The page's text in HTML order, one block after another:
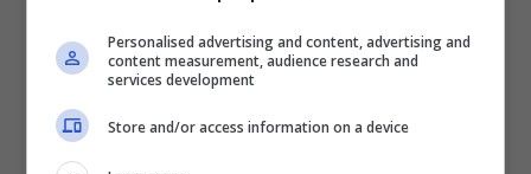
“Il cinema è tante cose –
aggiunge Laura
Imbimbo, del gruppo Asperger Lazio ODV –
innanzitutto racconto con immagini parole e
musiche. Un racconto che sfida le regole del
Personalised advertising and content, advertising and
content measurement, audience research and
services development
Store and/or access information on a device